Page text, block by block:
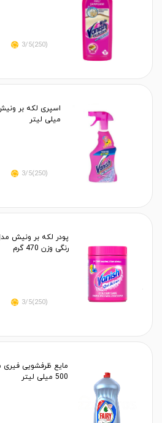
(250)3/5
میلی لیتر
(250)3/5
رنگی وزن 470 گرم
(250)3/5
500 میلی لیتر